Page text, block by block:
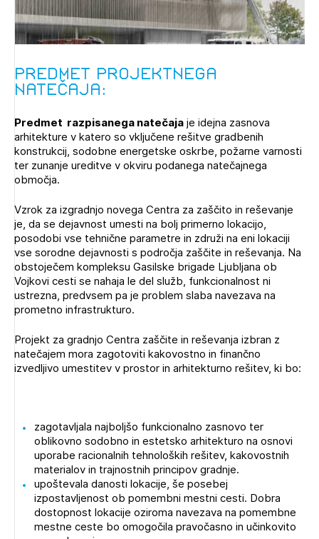
REGISTRIRAJTE SE
Predmet projektnega
natečaja:
Predmet razpisanega natečajaje idejna zasnova
arhitekture v katero so vključene rešitve gradbenih
konstrukcij, sodobne energetske oskrbe, požarne varnosti
ter zunanje ureditve v okviru podanega natečajnega
območja.
Vzrok za izgradnjo novega Centra za zaščito in reševanje
je, da se dejavnost umesti na bolj primerno lokacijo,
posodobi vse tehnične parametre in združi na eni lokaciji
vse sorodne dejavnosti s področja zaščite in reševanja. Na
obstoječem kompleksu Gasilske brigade Ljubljana ob
Vojkovi cesti se nahaja le del služb, funkcionalnost ni
ustrezna, predvsem pa je problem slaba navezava na
prometno infrastrukturo.
Projekt za gradnjo Centra zaščite in reševanja izbran z
natečajem mora zagotoviti kakovostno in finančno
izvedljivo umestitev v prostor in arhitekturno rešitev, ki bo:
zagotavljala najboljšo funkcionalno zasnovo ter
oblikovno sodobno in estetsko arhitekturo na osnovi
uporabe racionalnih tehnoloških rešitev, kakovostnih
materialov in trajnostnih principov gradnje.
upoštevala danosti lokacije, še posebej
izpostavljenost ob pomembni mestni cesti. Dobra
dostopnost lokacije oziroma navezava na pomembne
mestne ceste bo omogočila pravočasno in učinkovito
PRIJAVITE SE
Novičnik natečajev
Tedenski novičnik javnih naročil
NAPREJ